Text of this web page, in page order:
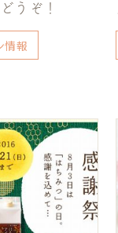
うぞ！
情報